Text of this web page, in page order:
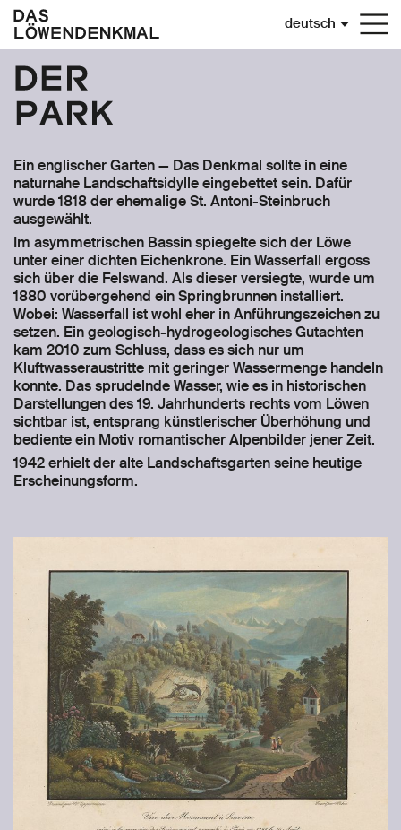
deutsch Sprache
Der
Park
Ein englischer Garten — Das Denkmal sollte in eine
naturnahe Landschaftsidylle eingebettet sein. Dafür
wurde 1818 der ehemalige St. Antoni-Steinbruch
ausgewählt.
Im asymmetrischen Bassin spiegelte sich der Löwe
unter einer dichten Eichenkrone. Ein Wasserfall ergoss
sich über die Felswand. Als dieser versiegte, wurde um
1880 vorübergehend ein Springbrunnen installiert.
Wobei: Wasserfall ist wohl eher in Anführungszeichen zu
setzen. Ein geologisch-hydrogeologisches Gutachten
kam 2010 zum Schluss, dass es sich nur um
Kluftwasseraustritte mit geringer Wassermenge handeln
konnte. Das sprudelnde Wasser, wie es in historischen
Darstellungen des 19. Jahrhunderts rechts vom Löwen
sichtbar ist, entsprang künstlerischer Überhöhung und
bediente ein Motiv romantischer Alpenbilder jener Zeit.
1942 erhielt der alte Landschaftsgarten seine heutige
Erscheinungsform.